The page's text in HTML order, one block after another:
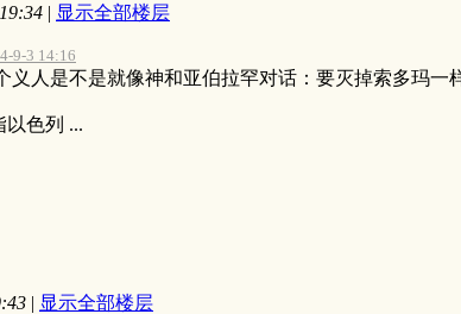
| 显示全部楼层
9-3 14:16
义人是不是就像神和亚伯拉罕对话：要灭掉索多玛一
以色列 ...
| 显示全部楼层